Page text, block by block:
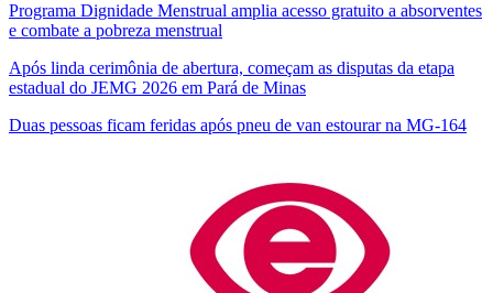
Programa Dignidade Menstrual amplia acesso gratuito a absorventes
e combate a pobreza menstrual
Após linda cerimônia de abertura, começam as disputas da etapa
estadual do JEMG 2026 em Pará de Minas
Duas pessoas ficam feridas após pneu de van estourar na MG-164